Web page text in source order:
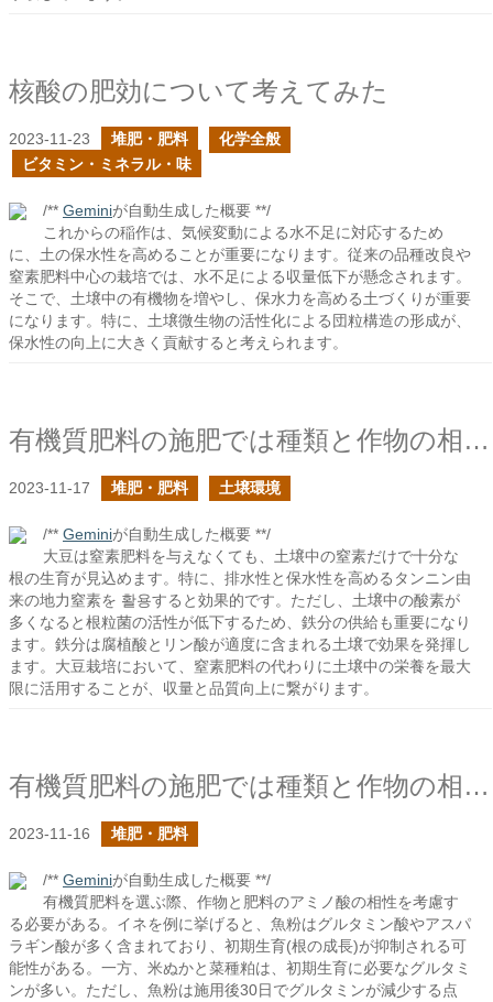
核酸の肥効について考えてみた
2023-11-23 堆肥・肥料
化学全般
ビタミン・ミネラル・味
/** Geminiが自動生成した概要 **/
これからの稲作は、気候変動による水不足に対応するため
に、土の保水性を高めることが重要になります。従来の品種改良や
窒素肥料中心の栽培では、水不足による収量低下が懸念されます。
そこで、土壌中の有機物を増やし、保水力を高める土づくりが重要
になります。特に、土壌微生物の活性化による団粒構造の形成が、
保水性の向上に大きく貢献すると考えられます。
有機質肥料の施肥では種類と作物の相性に注意すべきの続き
2023-11-17 堆肥・肥料 土壌環境
/** Geminiが自動生成した概要 **/
大豆は窒素肥料を与えなくても、土壌中の窒素だけで十分な
根の生育が見込めます。特に、排水性と保水性を高めるタンニン由
来の地力窒素を 활용すると効果的です。ただし、土壌中の酸素が
多くなると根粒菌の活性が低下するため、鉄分の供給も重要になり
ます。鉄分は腐植酸とリン酸が適度に含まれる土壌で効果を発揮し
ます。大豆栽培において、窒素肥料の代わりに土壌中の栄養を最大
限に活用することが、収量と品質向上に繋がります。
有機質肥料の施肥では種類と作物の相性に注意すべき
2023-11-16 堆肥・肥料
/** Geminiが自動生成した概要 **/
有機質肥料を選ぶ際、作物と肥料のアミノ酸の相性を考慮す
る必要がある。イネを例に挙げると、魚粉はグルタミン酸やアスパ
ラギン酸が多く含まれており、初期生育(根の成長)が抑制される可
能性がある。一方、米ぬかと菜種粕は、初期生育に必要なグルタミ
ンが多い。ただし、魚粉は施用後30日でグルタミンが減少する点